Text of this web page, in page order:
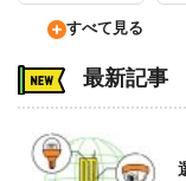
すべて見る
最新記事